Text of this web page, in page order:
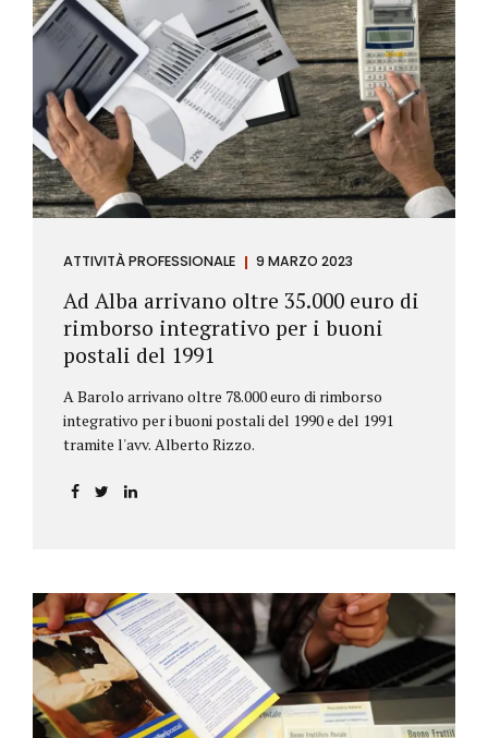
ATTIVITÀ PROFESSIONALE 9 MARZO 2023
Ad Alba arrivano oltre 35.000 euro di
rimborso integrativo per i buoni
postali del 1991
A Barolo arrivano oltre 78.000 euro di rimborso
integrativo per i buoni postali del 1990 e del 1991
tramite l'avv. Alberto Rizzo.